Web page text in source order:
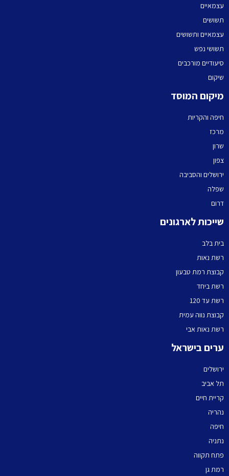
עצמאיים
תשושים
עצמאיים ותשושים
תשושי נפש
סיעודיים מורכבים
שיקום
מיקום המוסד
חיפה והקריות
מרכז
שרון
צפון
ירושלים והסביבה
שפלה
דרום
שייכות לארגונים
בית בלב
רשת נאות
קבוצת רמת טבעון
רשת ביחד
רשת עד 120
קבוצת נווה עמית
רשת נאות אבי
ערים בישראל
ירושלים
תל אביב
קריית חיים
נהריה
חיפה
נתניה
פתח תקווה
רמת גן